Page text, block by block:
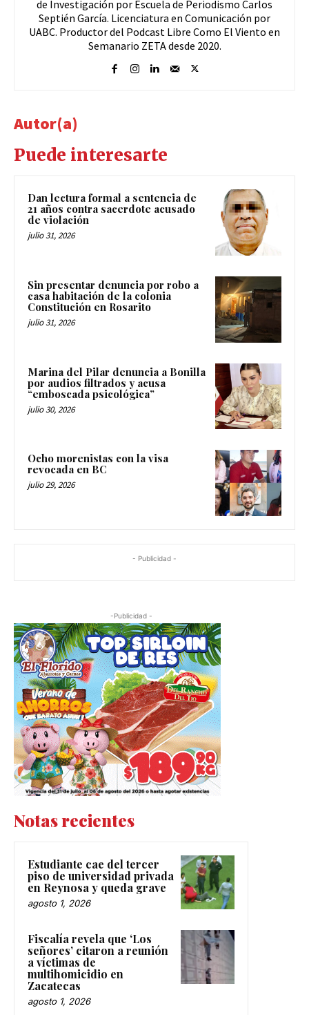
de Investigación por Escuela de Periodismo Carlos
Septién García. Licenciatura en Comunicación por
UABC. Productor del Podcast Libre Como El Viento en
Semanario ZETA desde 2020.
Autor(a)
Puede interesarte
Dan lectura formal a sentencia de
21 años contra sacerdote acusado
de violación
julio 31, 2026
Sin presentar denuncia por robo a
casa habitación de la colonia
Constitución en Rosarito
julio 31, 2026
Marina del Pilar denuncia a Bonilla
por audios filtrados y acusa
“emboscada psicológica”
julio 30, 2026
Ocho morenistas con la visa
revocada en BC
julio 29, 2026
- Publicidad -
-Publicidad -
Notas recientes
Estudiante cae del tercer
piso de universidad privada
en Reynosa y queda grave
agosto 1, 2026
Fiscalía revela que ‘Los
señores’ citaron a reunión
a víctimas de
multihomicidio en
Zacatecas
agosto 1, 2026